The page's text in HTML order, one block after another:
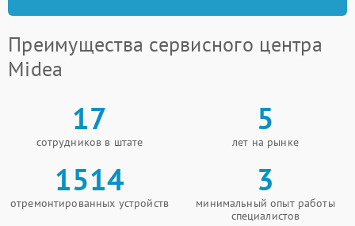
Преимущества сервисного центра
Midea
17
сотрудников в штате
5
лет на рынке
1514
отремонтированных устройств
3
минимальный опыт работы
специалистов